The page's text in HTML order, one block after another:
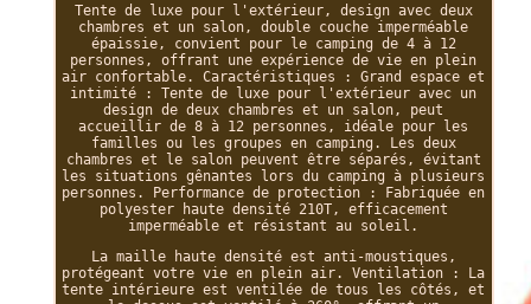
Tente de luxe pour l'extérieur, design avec deux
chambres et un salon, double couche imperméable
épaissie, convient pour le camping de 4 à 12
personnes, offrant une expérience de vie en plein
air confortable. Caractéristiques : Grand espace et
intimité : Tente de luxe pour l'extérieur avec un
design de deux chambres et un salon, peut
accueillir de 8 à 12 personnes, idéale pour les
familles ou les groupes en camping. Les deux
chambres et le salon peuvent être séparés, évitant
les situations gênantes lors du camping à plusieurs
personnes. Performance de protection : Fabriquée en
polyester haute densité 210T, efficacement
imperméable et résistant au soleil.
La maille haute densité est anti-moustiques,
protégeant votre vie en plein air. Ventilation : La
tente intérieure est ventilée de tous les côtés, et